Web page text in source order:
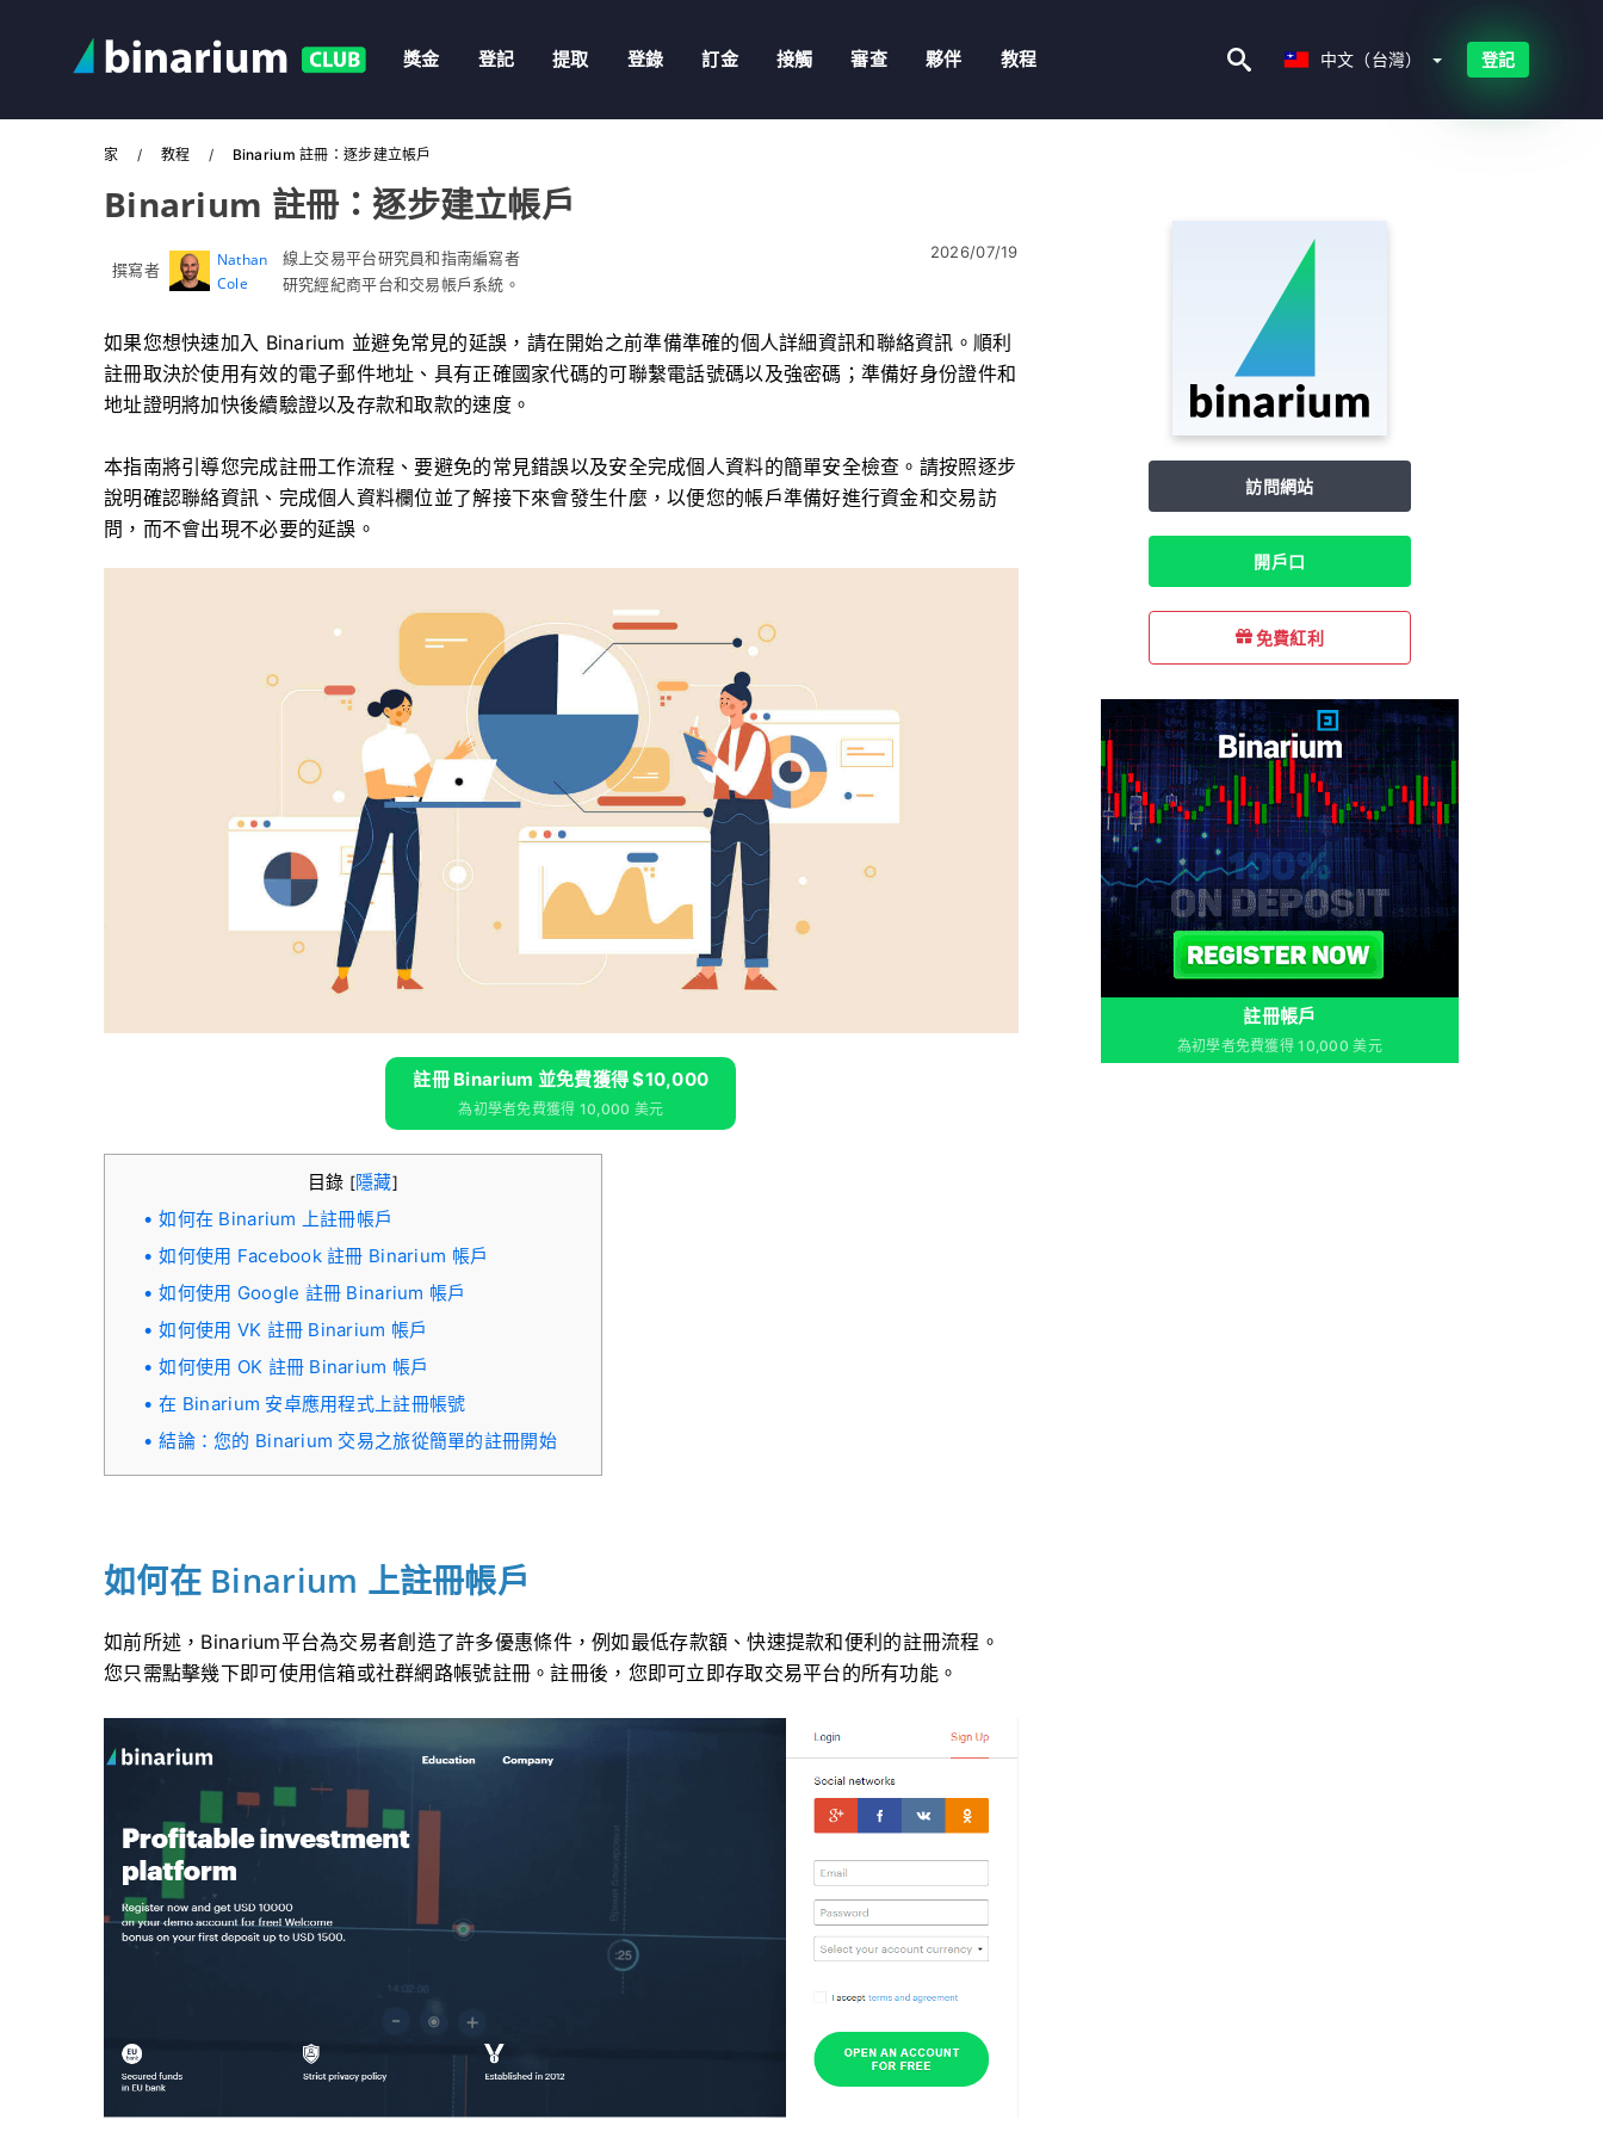
獎金 登記 提取 登錄 訂金 接觸 審查 夥伴 教程 中文（台灣） 登記
家 教程 Binarium 註冊：逐步建立帳戶
Binarium 註冊：逐步建立帳戶
撰寫者
Nathan
Cole
線上交易平台研究員和指南編寫者
研究經紀商平台和交易帳戶系統。
2026/07/19
如果您想快速加入 Binarium 並避免常見的延誤，請在開始之前準備準確的個人詳細資訊和聯絡資訊。順利
註冊取決於使用有效的電子郵件地址、具有正確國家代碼的可聯繫電話號碼以及強密碼；準備好身份證件和
地址證明將加快後續驗證以及存款和取款的速度。
本指南將引導您完成註冊工作流程、要避免的常見錯誤以及安全完成個人資料的簡單安全檢查。請按照逐步
說明確認聯絡資訊、完成個人資料欄位並了解接下來會發生什麼，以便您的帳戶準備好進行資金和交易訪
問，而不會出現不必要的延誤。
註冊 Binarium 並免費獲得 $10,000
為初學者免費獲得 10,000 美元
目錄 [隱藏]
如何在 Binarium 上註冊帳戶
如何使用 Facebook 註冊 Binarium 帳戶
如何使用 Google 註冊 Binarium 帳戶
如何使用 VK 註冊 Binarium 帳戶
如何使用 OK 註冊 Binarium 帳戶
在 Binarium 安卓應用程式上註冊帳號
結論：您的 Binarium 交易之旅從簡單的註冊開始
如何在 Binarium 上註冊帳戶
如前所述，Binarium平台為交易者創造了許多優惠條件，例如最低存款額、快速提款和便利的註冊流程。
您只需點擊幾下即可使用信箱或社群網路帳號註冊。註冊後，您即可立即存取交易平台的所有功能。
訪問網站
開戶口
免費紅利
註冊帳戶
為初學者免費獲得 10,000 美元